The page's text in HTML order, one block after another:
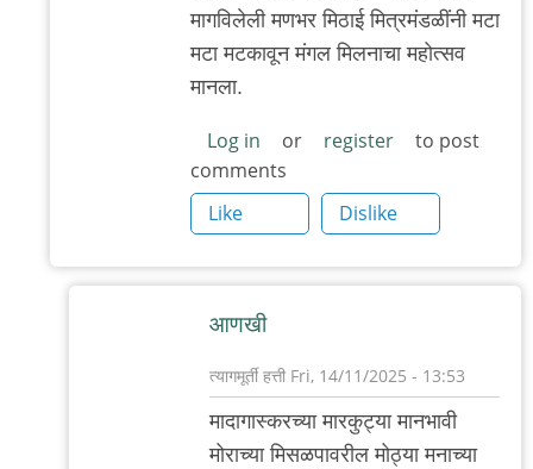
मागविलेली मणभर मिठाई मित्रमंडळींनी मटा
मटा मटकावून मंगल मिलनाचा महोत्सव
मानला.
Log in or register
to post
comments
Like
Dislike
आणखी
त्यागमूर्ती हत्ती Fri, 14/11/2025 - 13:53
reply
मादागास्करच्या मारकुट्या मानभावी
मोराच्या मिसळपावरील मोठ्या मनाच्या